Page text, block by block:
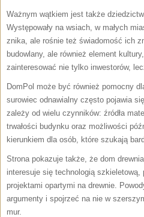
Ważnym wątkiem jest także
Występowały na wsiach, w małych
znika, ale rośnie też świadomość ich
budowlany, ale również element
zainteresować nie tylko inwestorów,
DomPol może być również pomocny
surowiec odnawialny często pojawia
zależy od wielu czynników: źródła
trwałości budynku oraz możliwości
kierunkiem dla osób, które szukają
Strona pokazuje także, że dom
interesuje się technologią
projektami opartymi na drewnie.
argumenty i spojrzeć na nie w
mur.